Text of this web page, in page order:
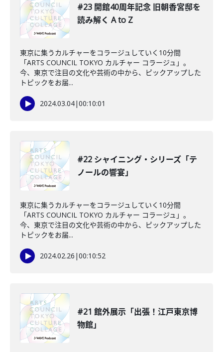
#23 開館40周年記念 旧朝香宮邸を
読み解く A to Z
東京に集うカルチャーをコラージュしていく10分間
「ARTS COUNCIL TOKYO カルチャー コラージュ」。
今、東京で注目の文化や芸術の中から、ピックアップした
トピックをお届...
2024.03.04|00:10:01
#22 シャイニング・シリーズ「テ
ノールの響宴」
東京に集うカルチャーをコラージュしていく10分間
「ARTS COUNCIL TOKYO カルチャー コラージュ」。
今、東京で注目の文化や芸術の中から、ピックアップした
トピックをお届...
2024.02.26 |00:10:52
#21 館外展示「出張！江戸東京博
物館」